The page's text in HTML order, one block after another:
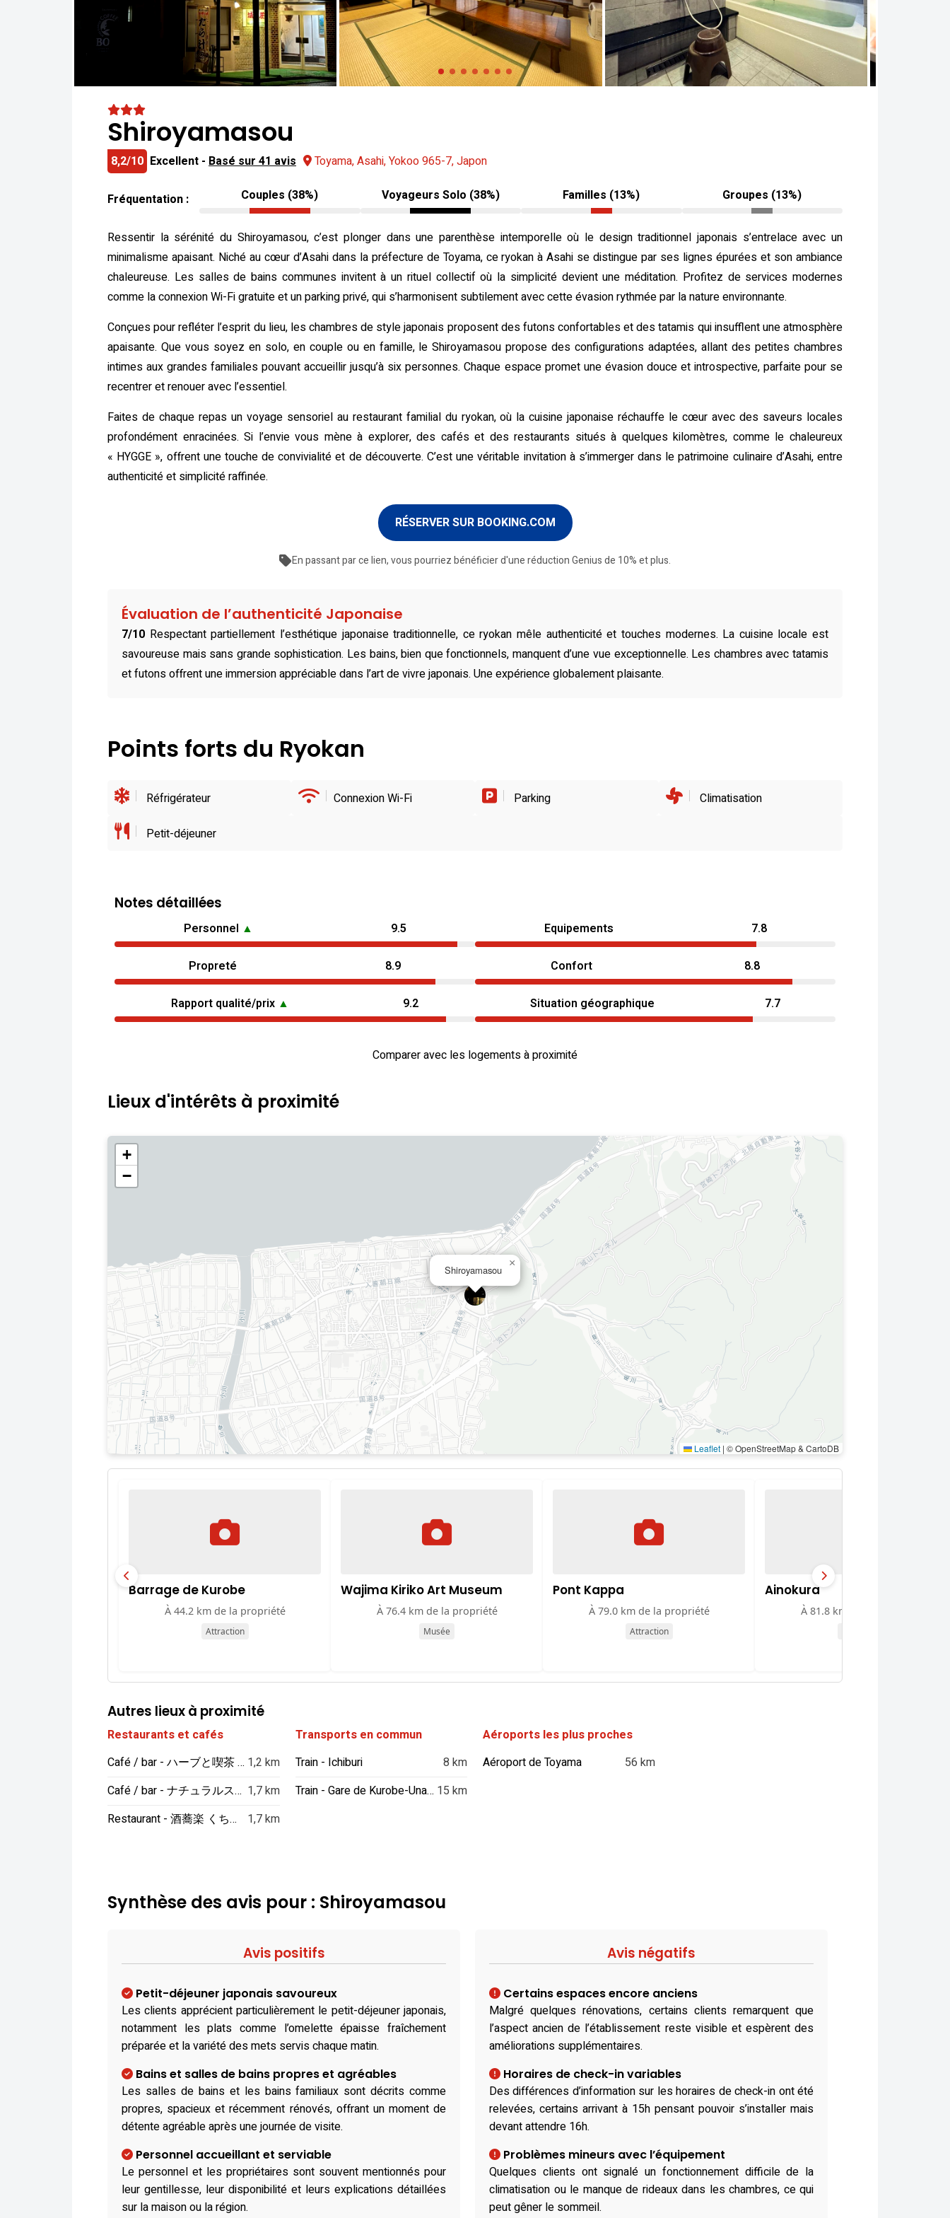
Shiroyamasou
8,2/10 Excellent - Basé sur 41 avis Toyama, Asahi, Yokoo 965-7, Japon
Fréquentation : Couples (38%) Voyageurs Solo (38%) Familles (13%) Groupes (13%)
Ressentir la sérénité du Shiroyamasou, c’est plonger dans une parenthèse intemporelle où le design traditionnel japonais s’entrelace avec un
minimalisme apaisant. Niché au cœur d’Asahi dans la préfecture de Toyama, ce ryokan à Asahi se distingue par ses lignes épurées et son ambiance
chaleureuse. Les salles de bains communes invitent à un rituel collectif où la simplicité devient une méditation. Profitez de services modernes
comme la connexion Wi-Fi gratuite et un parking privé, qui s’harmonisent subtilement avec cette évasion rythmée par la nature environnante.
Conçues pour refléter l’esprit du lieu, les chambres de style japonais proposent des futons confortables et des tatamis qui insufflent une atmosphère
apaisante. Que vous soyez en solo, en couple ou en famille, le Shiroyamasou propose des configurations adaptées, allant des petites chambres
intimes aux grandes familiales pouvant accueillir jusqu’à six personnes. Chaque espace promet une évasion douce et introspective, parfaite pour se
recentrer et renouer avec l’essentiel.
Faites de chaque repas un voyage sensoriel au restaurant familial du ryokan, où la cuisine japonaise réchauffe le cœur avec des saveurs locales
profondément enracinées. Si l’envie vous mène à explorer, des cafés et des restaurants situés à quelques kilomètres, comme le chaleureux
« HYGGE », offrent une touche de convivialité et de découverte. C’est une véritable invitation à s’immerger dans le patrimoine culinaire d’Asahi, entre
authenticité et simplicité raffinée.
RÉSERVER SUR BOOKING.COM
En passant par ce lien, vous pourriez bénéficier d'une réduction Genius de 10% et plus.
Évaluation de l’authenticité Japonaise
7/10 Respectant partiellement l’esthétique japonaise traditionnelle, ce ryokan mêle authenticité et touches modernes. La cuisine locale est
savoureuse mais sans grande sophistication. Les bains, bien que fonctionnels, manquent d’une vue exceptionnelle. Les chambres avec tatamis
et futons offrent une immersion appréciable dans l’art de vivre japonais. Une expérience globalement plaisante.
Points forts du Ryokan
Réfrigérateur Connexion Wi-Fi Parking Climatisation
Petit-déjeuner
Notes détaillées
Personnel ▲ 9.5 Equipements 7.8
Propreté 8.9 Confort 8.8
Rapport qualité/prix ▲ 9.2 Situation géographique 7.7
Comparer avec les logements à proximité
Lieux d'intérêts à proximité
Shiroyamasou
×
+
−
Leaflet | © OpenStreetMap & CartoDB
Barrage de Kurobe
À 44.2 km de la propriété
Attraction
Wajima Kiriko Art Museum
À 76.4 km de la propriété
Musée
Pont Kappa
À 79.0 km de la propriété
Attraction
Ainokura
À 81.8 km de la propriété
Autres lieux à proximité
Restaurants et cafés
Café / bar - ハーブと喫茶 HYGGE（ヒュッゲ） 1,2 km
Café / bar - ナチュラルスイーツぽんぽん 1,7 km
Restaurant - 酒蕎楽 くちいわ(しゅきょうらく)
1,7 km
Transports en commun
Train - Ichiburi
8 km
Train - Gare de Kurobe-Unazukionsen 15 km
Aéroports les plus proches
Aéroport de Toyama
56 km
Synthèse des avis pour : Shiroyamasou
Avis positifs
Petit-déjeuner japonais savoureux
Les clients apprécient particulièrement le petit-déjeuner japonais,
notamment les plats comme l’omelette épaisse fraîchement
préparée et la variété des mets servis chaque matin.
Bains et salles de bains propres et agréables
Les salles de bains et les bains familiaux sont décrits comme
propres, spacieux et récemment rénovés, offrant un moment de
détente agréable après une journée de visite.
Personnel accueillant et serviable
Le personnel et les propriétaires sont souvent mentionnés pour
leur gentillesse, leur disponibilité et leurs explications détaillées
sur la maison ou la région.
Avis négatifs
Certains espaces encore anciens
Malgré quelques rénovations, certains clients remarquent que
l’aspect ancien de l’établissement reste visible et espèrent des
améliorations supplémentaires.
Horaires de check-in variables
Des différences d’information sur les horaires de check-in ont été
relevées, certains arrivant à 15h pensant pouvoir s’installer mais
devant attendre 16h.
Problèmes mineurs avec l’équipement
Quelques clients ont signalé un fonctionnement difficile de la
climatisation ou le manque de rideaux dans les chambres, ce qui
peut gêner le sommeil.